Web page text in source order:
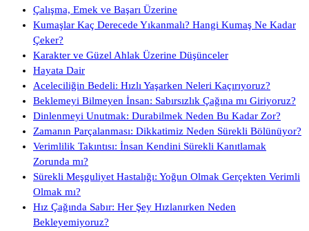
Çalışma, Emek ve Başarı Üzerine
Kumaşlar Kaç Derecede Yıkanmalı? Hangi Kumaş Ne Kadar
Çeker?
Karakter ve Güzel Ahlak Üzerine Düşünceler
Hayata Dair
Aceleciliğin Bedeli: Hızlı Yaşarken Neleri Kaçırıyoruz?
Beklemeyi Bilmeyen İnsan: Sabırsızlık Çağına mı Giriyoruz?
Dinlenmeyi Unutmak: Durabilmek Neden Bu Kadar Zor?
Zamanın Parçalanması: Dikkatimiz Neden Sürekli Bölünüyor?
Verimlilik Takıntısı: İnsan Kendini Sürekli Kanıtlamak
Zorunda mı?
Sürekli Meşguliyet Hastalığı: Yoğun Olmak Gerçekten Verimli
Olmak mı?
Hız Çağında Sabır: Her Şey Hızlanırken Neden
Bekleyemiyoruz?